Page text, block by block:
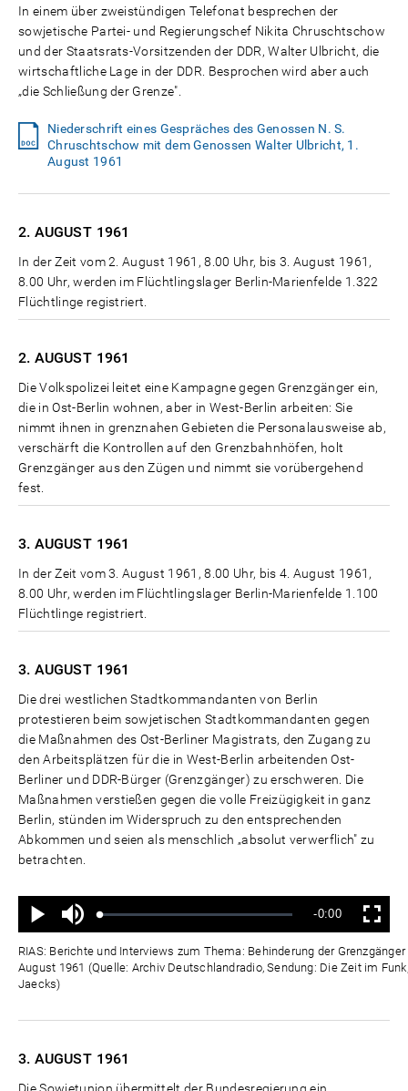
In einem über zweistündigen Telefonat besprechen der
sowjetische Partei- und Regierungschef Nikita Chruschtschow
und der Staatsrats-Vorsitzenden der DDR, Walter Ulbricht, die
wirtschaftliche Lage in der DDR. Besprochen wird aber auch
„die Schließung der Grenze".
Niederschrift eines Gespräches des Genossen N. S.
Chruschtschow mit dem Genossen Walter Ulbricht, 1.
August 1961
2. AUGUST 1961
In der Zeit vom 2. August 1961, 8.00 Uhr, bis 3. August 1961,
8.00 Uhr, werden im Flüchtlingslager Berlin-Marienfelde 1.322
Flüchtlinge registriert.
2. AUGUST 1961
Die Volkspolizei leitet eine Kampagne gegen Grenzgänger ein,
die in Ost-Berlin wohnen, aber in West-Berlin arbeiten: Sie
nimmt ihnen in grenznahen Gebieten die Personalausweise ab,
verschärft die Kontrollen auf den Grenzbahnhöfen, holt
Grenzgänger aus den Zügen und nimmt sie vorübergehend
fest.
3. AUGUST 1961
In der Zeit vom 3. August 1961, 8.00 Uhr, bis 4. August 1961,
8.00 Uhr, werden im Flüchtlingslager Berlin-Marienfelde 1.100
Flüchtlinge registriert.
3. AUGUST 1961
Die drei westlichen Stadtkommandanten von Berlin
protestieren beim sowjetischen Stadtkommandanten gegen
die Maßnahmen des Ost-Berliner Magistrats, den Zugang zu
den Arbeitsplätzen für die in West-Berlin arbeitenden Ost-
Berliner und DDR-Bürger (Grenzgänger) zu erschweren. Die
Maßnahmen verstießen gegen die volle Freizügigkeit in ganz
Berlin, stünden im Widerspruch zu den entsprechenden
Abkommen und seien als menschlich „absolut verwerflich" zu
betrachten.
Wiedergabe
Ton
aus
Geladen:
Status:
Verbleibende
Zeit
-0:00 Vollbild
RIAS: Berichte und Interviews zum Thema: Behinderung der
August 1961 (Quelle: Archiv Deutschlandradio, Sendung: Die Zeit im
Jaecks)
3. AUGUST 1961